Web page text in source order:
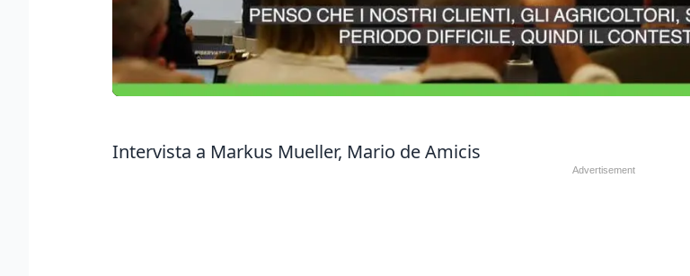
Intervista a Markus Mueller, Mario de Amicis